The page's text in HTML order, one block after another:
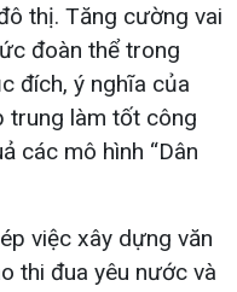
thị. Tăng cường vai
đoàn thể trong
đích, ý nghĩa của
trung làm tốt công
các mô hình “Dân
việc xây dựng văn
thi đua yêu nước và